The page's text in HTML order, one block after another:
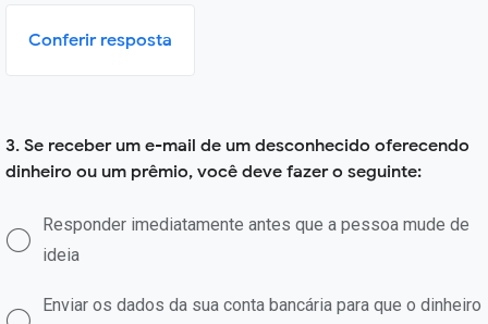
Conferir resposta
3. Se receber um e-mail de um desconhecido oferecendo
dinheiro ou um prêmio, você deve fazer o seguinte:
Responder imediatamente antes que a pessoa mude de
ideia
Enviar os dados da sua conta bancária para que o dinheiro